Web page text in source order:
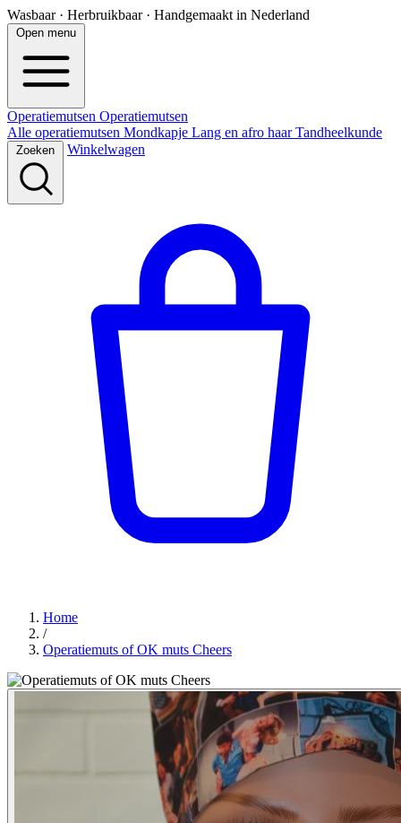
Wasbaar · Herbruikbaar · Handgemaakt in Nederland
Open menu
Operatiemutsen Operatiemutsen
Alle operatiemutsen Mondkapje Lang en afro haarTandheelkunde
Zoeken Winkelwagen
Home
/
Operatiemuts of OK muts Cheers